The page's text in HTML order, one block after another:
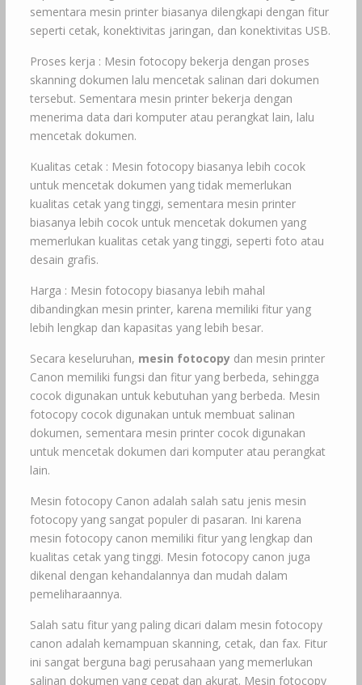
sementara mesin printer biasanya dilengkapi dengan fitur
seperti cetak, konektivitas jaringan, dan konektivitas USB.
Proses kerja : Mesin fotocopy bekerja dengan proses
skanning dokumen lalu mencetak salinan dari dokumen
tersebut. Sementara mesin printer bekerja dengan
menerima data dari komputer atau perangkat lain, lalu
mencetak dokumen.
Kualitas cetak : Mesin fotocopy biasanya lebih cocok
untuk mencetak dokumen yang tidak memerlukan
kualitas cetak yang tinggi, sementara mesin printer
biasanya lebih cocok untuk mencetak dokumen yang
memerlukan kualitas cetak yang tinggi, seperti foto atau
desain grafis.
Harga : Mesin fotocopy biasanya lebih mahal
dibandingkan mesin printer, karena memiliki fitur yang
lebih lengkap dan kapasitas yang lebih besar.
Secara keseluruhan, mesin fotocopydan mesin printer
Canon memiliki fungsi dan fitur yang berbeda, sehingga
cocok digunakan untuk kebutuhan yang berbeda. Mesin
fotocopy cocok digunakan untuk membuat salinan
dokumen, sementara mesin printer cocok digunakan
untuk mencetak dokumen dari komputer atau perangkat
lain.
Mesin fotocopy Canon adalah salah satu jenis mesin
fotocopy yang sangat populer di pasaran. Ini karena
mesin fotocopy canon memiliki fitur yang lengkap dan
kualitas cetak yang tinggi. Mesin fotocopy canon juga
dikenal dengan kehandalannya dan mudah dalam
pemeliharaannya.
Salah satu fitur yang paling dicari dalam mesin fotocopy
canon adalah kemampuan skanning, cetak, dan fax. Fitur
ini sangat berguna bagi perusahaan yang memerlukan
salinan dokumen yang cepat dan akurat. Mesin fotocopy